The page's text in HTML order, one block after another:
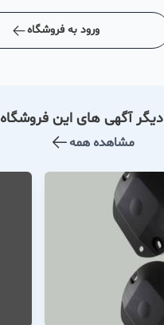
ورود به فروشگاه
دیگر آگهی های این فروشگاه
مشاهده همه